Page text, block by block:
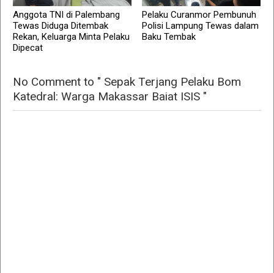
Anggota TNI di Palembang
Tewas Diduga Ditembak
Rekan, Keluarga Minta Pelaku
Dipecat
Pelaku Curanmor Pembunuh
Polisi Lampung Tewas dalam
Baku Tembak
No Comment to " Sepak Terjang Pelaku Bom
Katedral: Warga Makassar Baiat ISIS "